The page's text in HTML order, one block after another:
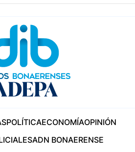
POLÍTICAECONOMÍAOPINIÓN
ADN BONAERENSE